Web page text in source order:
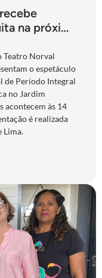
na próxima
Teatro Norval
o espetáculo
de Período Integral
no Jardim
acontecem às 14
é realizada
Lima.